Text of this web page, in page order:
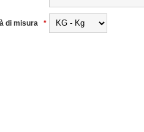
di misura *